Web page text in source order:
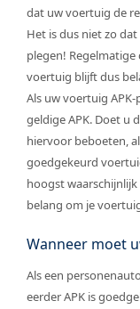
dat uw voertuig de
Het is dus niet zo
plegen!
voertuig blijft dus
Als uw voertuig
geldige APK. Doet u
hiervoor beboeten,
goedgekeurd
hoogst
belang om je
Wanneer moet
Als een
eerder APK is